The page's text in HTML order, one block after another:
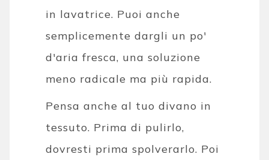
in lavatrice. Puoi anche
semplicemente dargli un po'
d'aria fresca, una soluzione
meno radicale ma più rapida.
Pensa anche al tuo divano in
tessuto. Prima di pulirlo,
dovresti prima spolverarlo. Poi